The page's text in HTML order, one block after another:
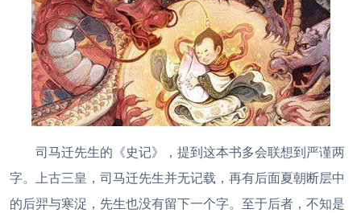
司马迁先生的《史记》，提到这本书多会联想到严谨两
字。上古三皇，司马迁先生并无记载，再有后面夏朝断层中
的后羿与寒浞，先生也没有留下一个字。至于后者，不知是